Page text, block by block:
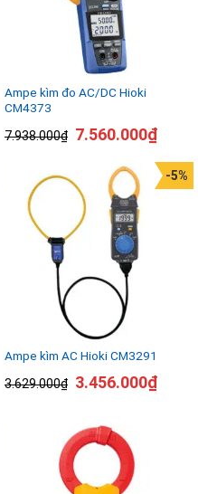
Ampe kìm đo AC/DC Hioki
CM4373
7.938.000₫ 7.560.000₫
Ampe kìm AC Hioki CM3291
3.629.000₫
-5%
3.456.000₫